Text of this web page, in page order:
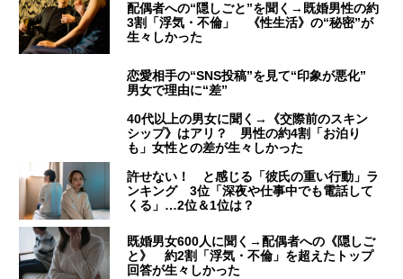
配偶者への“隠しごと”を聞く→既婚男性の約
3割「浮気・不倫」 《性生活》の“秘密”が
生々しかった
恋愛相手の“SNS投稿”を見て“印象が悪化”
男女で理由に“差”
40代以上の男女に聞く→《交際前のスキン
シップ》はアリ？ 男性の約4割「お泊り
も」女性との差が生々しかった
許せない！ と感じる「彼氏の重い行動」ラ
ンキング 3位「深夜や仕事中でも電話して
くる」…2位＆1位は？
既婚男女600人に聞く→配偶者への《隠しご
と》 約2割「浮気・不倫」を超えたトップ
回答が生々しかった